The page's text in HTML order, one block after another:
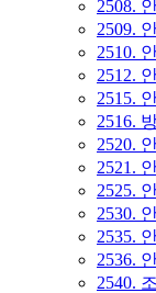
2508.
2509.
2510.
2512.
2515.
2516.
2520.
2521.
2525.
2530.
2535.
2536.
2540.